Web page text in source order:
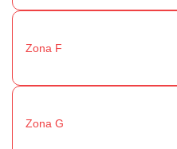
Zona F
Zona G